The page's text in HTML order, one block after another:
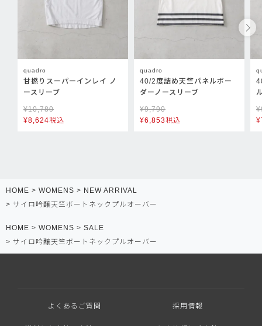
quadro
甘撚りスーパーインレイ ノ
ースリーブ
¥10,780
¥8,624税込
quadro
40/2度詰め天竺パネルボー
ダーノースリーブ
¥9,790
¥6,853税込
¥
¥
HOME WOMENS
NEW ARRIVAL
サイロ吟醸天竺ボートネックプルオーバー
HOME WOMENS
SALE
サイロ吟醸天竺ボートネックプルオーバー
よくあるご質問 採用情報